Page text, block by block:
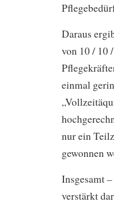
Daraus
von 10 / 10
einmal
nur ein
gewonnen
Insgesamt
verstärkt